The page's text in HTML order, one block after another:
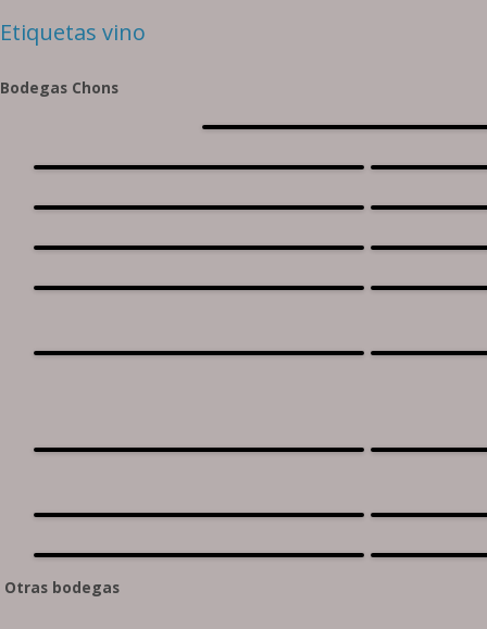
Etiquetas vino
Bodegas Chons
Otras bodegas